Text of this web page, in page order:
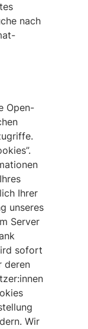
nach
Open-
Ihrer
unseres
Server
sofort
deren
Wir